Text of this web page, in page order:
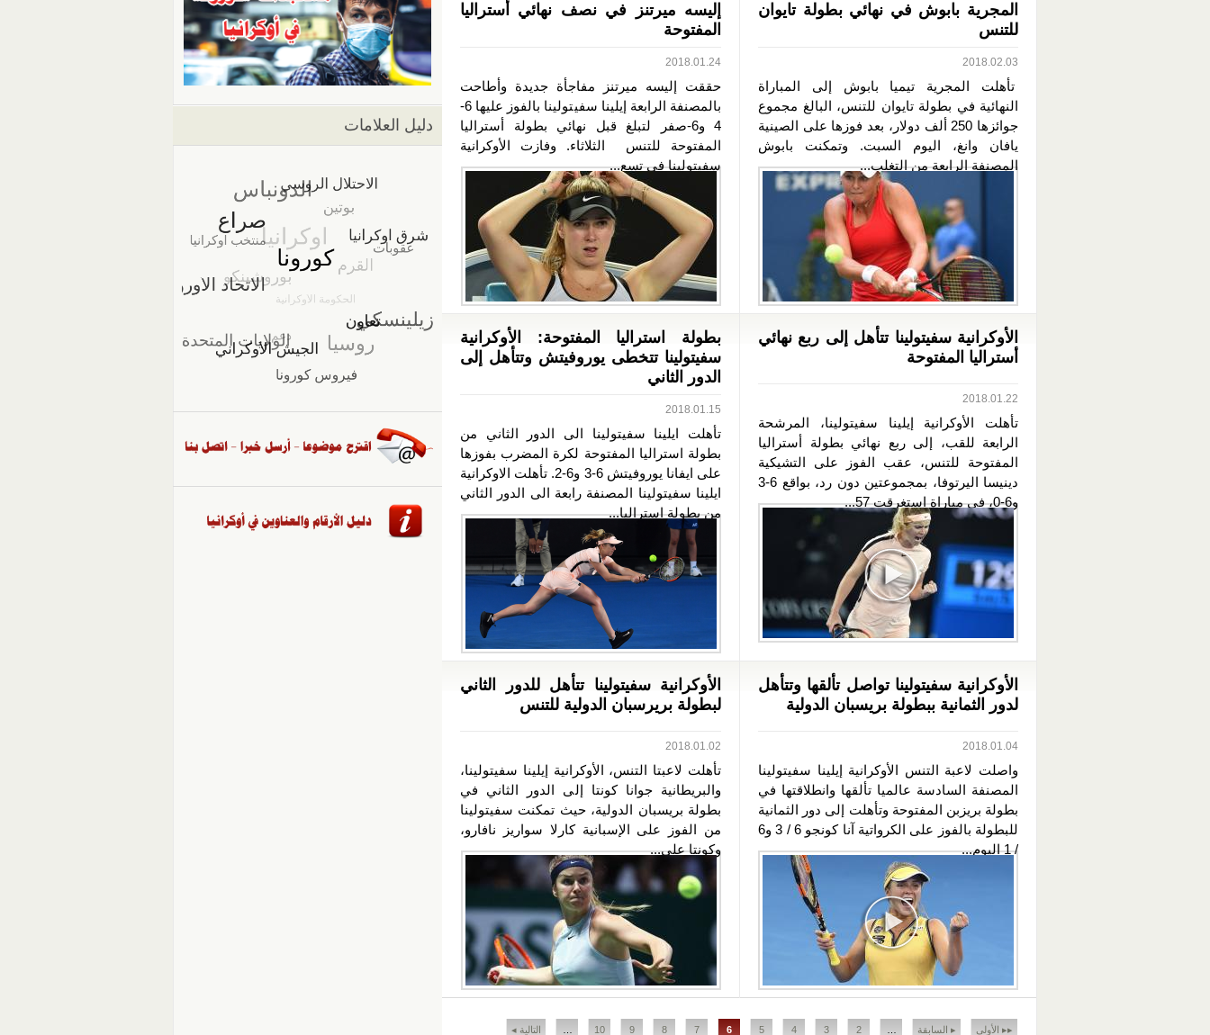
المجرية بابوش في نهائي بطولة تايوان
للتنس
2018.02.03
تأهلت المجرية تيميا بابوش إلى المباراة
النهائية في بطولة تايوان للتنس، البالغ مجموع
جوائزها 250 ألف دولار، بعد فوزها على الصينية
يافان وانغ، اليوم السبت. وتمكنت بابوش
المصنفة الرابعة من التغلب...
إليسه ميرتنز في نصف نهائي أستراليا
المفتوحة
2018.01.24
حققت إليسه ميرتنز مفاجأة جديدة وأطاحت
بالمصنفة الرابعة إيلينا سفيتولينا بالفوز عليها 6-
4 و6-صفر لتبلغ قبل نهائي بطولة أستراليا
المفتوحة للتنس الثلاثاء. وفازت الأوكرانية
سفيتولينا في تسع...
الأوكرانية سفيتولينا تتأهل إلى ربع نهائي
أستراليا المفتوحة
2018.01.22
تأهلت الأوكرانية إيلينا سفيتولينا، المرشحة
الرابعة للقب، إلى ربع نهائي بطولة أستراليا
المفتوحة للتنس، عقب الفوز على التشيكية
دينيسا اليرتوفا، بمجموعتين دون رد، بواقع 6-3
و6-0، في مباراة استغرقت 57...
بطولة استراليا المفتوحة: الأوكرانية
سفيتولينا تتخطى يوروفيتش وتتأهل إلى
الدور الثاني
2018.01.15
تأهلت ايلينا سفيتولينا الى الدور الثاني من
بطولة استراليا المفتوحة لكرة المضرب بفوزها
على ايفانا يوروفيتش 6-3 و6-2. تأهلت الاوكرانية
ايلينا سفيتولينا المصنفة رابعة الى الدور الثاني
من بطولة استراليا...
الأوكرانية سفيتولينا تواصل تألقها وتتأهل
لدور الثمانية ببطولة بريسبان الدولية
2018.01.04
واصلت لاعبة التنس الأوكرانية إيلينا سفيتولينا
المصنفة السادسة عالميا تألقها وانطلاقتها في
بطولة بريزبن المفتوحة وتأهلت إلى دور الثمانية
للبطولة بالفوز على الكرواتية آنا كونجو 6 / 3 و6
/ 1 اليوم...
الأوكرانية سفيتولينا تتأهل للدور الثاني
لبطولة بريرسبان الدولية للتنس
2018.01.02
تأهلت لاعبتا التنس، الأوكرانية إيلينا سفيتولينا،
والبريطانية جوانا كونتا إلى الدور الثاني في
بطولة بريسبان الدولية، حيث تمكنت سفيتولينا
من الفوز على الإسبانية كارلا سواريز نافارو،
وكونتا على...
الصفحات
▸▸ الأولى ▸ السابقة 2
3
4
5
6
7
8
9
10 التالية ◂
دليل العلامات